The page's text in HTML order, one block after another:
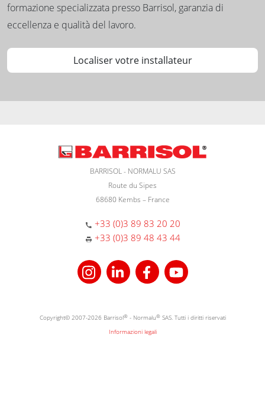
formazione specializzata presso Barrisol, garanzia di
eccellenza e qualità del lavoro.
Localiser votre installateur
BARRISOL - NORMALU SAS
Route du Sipes
68680 Kembs – France
+33 (0)3 89 83 20 20
+33 (0)3 89 48 43 44
Copyright© 2007-2026 Barrisol®- Normalu®SAS. Tutti i diritti riservati
Informazioni legali